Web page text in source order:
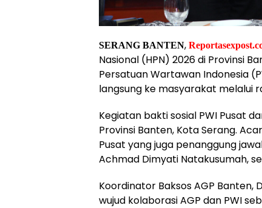
SERANG BANTEN,
Nasional (HPN) 2026 di Provinsi
Persatuan Wartawan Indonesia
langsung ke masyarakat melalui
Kegiatan bakti sosial PWI Pusat
Provinsi Banten, Kota Serang.
Pusat yang juga penanggung
Achmad Dimyati Natakusumah,
Koordinator Baksos AGP
wujud kolaborasi AGP dan PWI